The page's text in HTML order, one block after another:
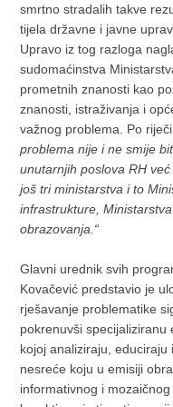
smrtno stradalih takve
tijela državne i javne
Upravo iz tog razloga
sudomaćinstva
prometnih znanosti kao
znanosti, istraživanja i
važnog problema. Po
problema nije i ne smije
unutarnjih poslova RH
još tri ministarstva i to
infrastrukture,
obrazovanja.“
Glavni urednik svih
Kovačević predstavio je
rješavanje problematike
pokrenuvši
kojoj analiziraju,
nesreće koju u emisiji
informativnog i